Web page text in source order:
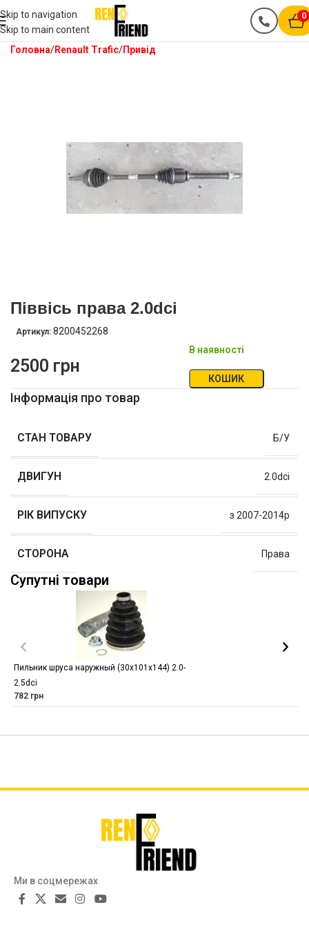
Skip to navigation
Skip to main content
0
Головна Renault Trafic Привід
Піввісь права 2.0dci
Артикул: 8200452268
2500 грн
В наявності
КОШИК
Інформація про товар
СТАН ТОВАРУ Б/У
ДВИГУН 2.0dci
РІК ВИПУСКУ з 2007-2014р
СТОРОНА Права
Супутні товари
Пильник шруса наружный (30х101х144) 2.0-
2.5dci
782 грн
Ми в соцмережах